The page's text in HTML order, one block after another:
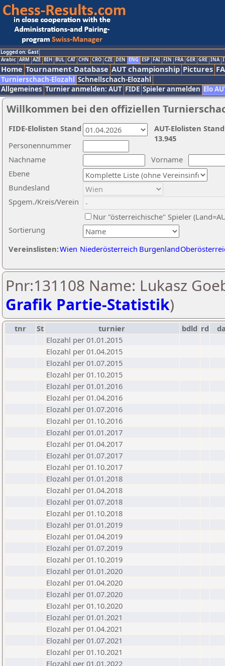
Logged on: Gast
Arabic ARM AZE BIH BUL CAT CHN CRO CZE DEN ENG ESP FAI FIN FRA GER GRE INA
Home Tournament-Database AUT championship Pictures
Turnierschach-Elozahl Schnellschach-Elozahl
Allgemeines Turnier anmelden: AUT FIDE Spieler anmelden Elo
Willkommen bei den offiziellen
Nachname
Vorname
Ebene
Sortierung
Personennummer
Bundesland
Spgem./Kreis/Verein
Nur "österreichische" Spieler
Vereinslisten:Wien Niederösterreich Burgenland
AUT-Elolisten
13.945
FIDE-Elolisten Stand
Pnr:131108 Name: Lukasz
Grafik Partie-Statistik)
tnr St turnier bdld rd
Elozahl per 01.01.2015
Elozahl per 01.04.2015
Elozahl per 01.07.2015
Elozahl per 01.10.2015
Elozahl per 01.01.2016
Elozahl per 01.04.2016
Elozahl per 01.07.2016
Elozahl per 01.10.2016
Elozahl per 01.01.2017
Elozahl per 01.04.2017
Elozahl per 01.07.2017
Elozahl per 01.10.2017
Elozahl per 01.01.2018
Elozahl per 01.04.2018
Elozahl per 01.07.2018
Elozahl per 01.10.2018
Elozahl per 01.01.2019
Elozahl per 01.04.2019
Elozahl per 01.07.2019
Elozahl per 01.10.2019
Elozahl per 01.01.2020
Elozahl per 01.04.2020
Elozahl per 01.07.2020
Elozahl per 01.10.2020
Elozahl per 01.01.2021
Elozahl per 01.04.2021
Elozahl per 01.07.2021
Elozahl per 01.10.2021
Elozahl per 01.01.2022